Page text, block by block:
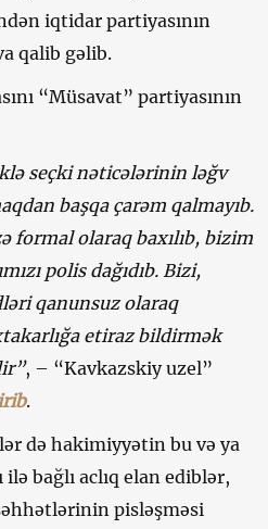
iqtidar partiyasının
qalib gəlib.
“Müsavat” partiyasının
seçki nəticələrinin ləğv
başqa çarəm qalmayıb.
formal olaraq baxılıb, bizim
polis dağıdıb. Bizi,
qanunsuz olaraq
etiraz bildirmək
, – “Kavkazskiy uzel”
.
də hakimiyyətin bu və ya
ilə bağlı aclıq elan ediblər,
pisləşməsi